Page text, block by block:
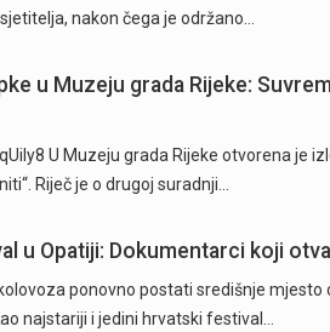
nakon čega je održano…
u Muzeju grada Rijeke:
U Muzeju grada Rijeke otvorena je
Riječ je o drugoj suradnji…
u Opatiji: Dokumentarci koji
ponovno postati središnje
najstariji i jedini hrvatski festival…